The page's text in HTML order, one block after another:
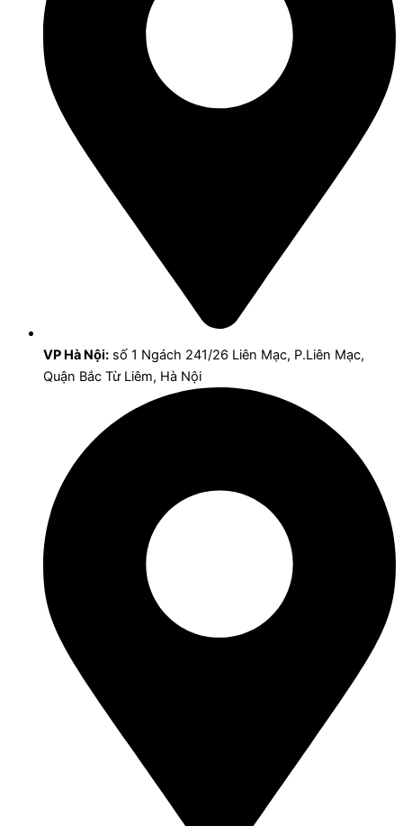
VP Hà Nội: số 1 Ngách 241/26 Liên Mạc, P.Liên Mạc,
Quận Bắc Từ Liêm, Hà Nội